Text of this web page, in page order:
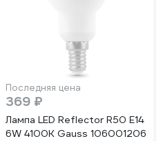
Последняя цена
369 ₽
Лампа LED Reflector R50 E14
6W 4100K Gauss 106001206